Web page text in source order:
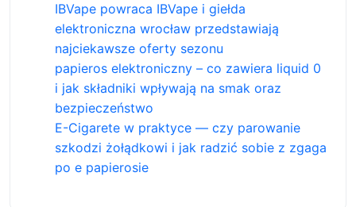
IBVape powraca IBVape i giełda
elektroniczna wrocław przedstawiają
najciekawsze oferty sezonu
papieros elektroniczny – co zawiera liquid 0
i jak składniki wpływają na smak oraz
bezpieczeństwo
E-Cigarete w praktyce — czy parowanie
szkodzi żołądkowi i jak radzić sobie z zgaga
po e papierosie